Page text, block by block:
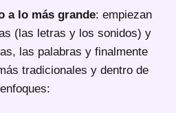
a lo más grande: empiezan
(las letras y los sonidos) y
las palabras y finalmente
tradicionales y dentro de